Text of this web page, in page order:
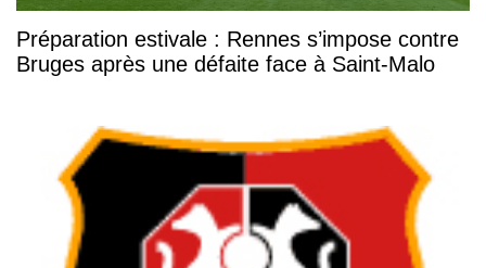
Préparation estivale : Rennes s’impose contre
Bruges après une défaite face à Saint-Malo